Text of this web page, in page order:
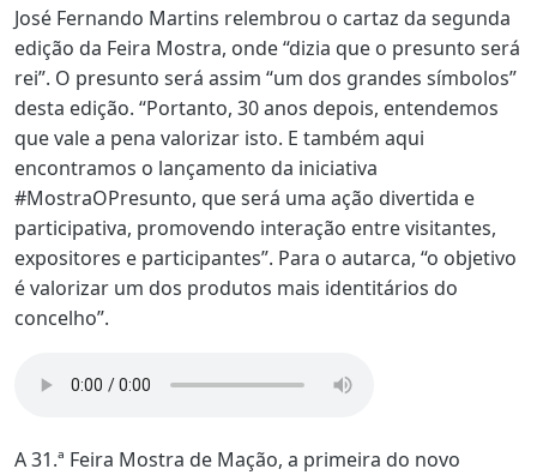
José Fernando Martins relembrou o cartaz da segunda
edição da Feira Mostra, onde “dizia que o presunto será
rei”. O presunto será assim “um dos grandes símbolos”
desta edição. “Portanto, 30 anos depois, entendemos
que vale a pena valorizar isto. E também aqui
encontramos o lançamento da iniciativa
#MostraOPresunto, que será uma ação divertida e
participativa, promovendo interação entre visitantes,
expositores e participantes”. Para o autarca, “o objetivo
é valorizar um dos produtos mais identitários do
concelho”.
A 31.ª Feira Mostra de Mação, a primeira do novo